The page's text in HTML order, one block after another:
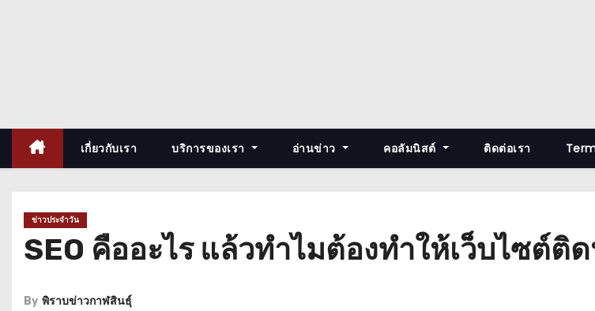
เกี่ยวกับเรา บริการของเรา อ่านข่าว คอลัมนิสต์ ติดต่อเรา
ข่าวประจำวัน
SEO คืออะไร แล้วทำไมต้องทำให้เว็บไซต์ติ
By พิราบข่าวกาฬสินธุ์